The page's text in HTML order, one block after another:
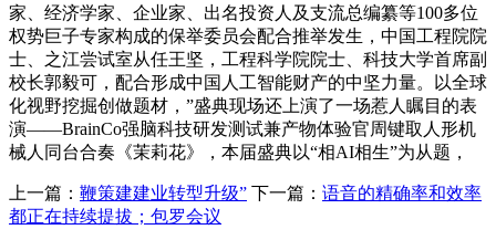
家、经济学家、企业家、出名投资人及支流总编纂等100多位
权势巨子专家构成的保举委员会配合推举发生，中国工程院院
士、之江尝试室从任王坚，工程科学院院士、科技大学首席副
校长郭毅可，配合形成中国人工智能财产的中坚力量。以全球
化视野挖掘创做题材，”盛典现场还上演了一场惹人瞩目的表
演——BrainCo强脑科技研发测试兼产物体验官周键取人形机
械人同台合奏《茉莉花》，本届盛典以“相AI相生”为从题，
上一篇： 鞭策建建业转型升级” 下一篇： 语音的精确率和效率
都正在持续提拔；包罗会议